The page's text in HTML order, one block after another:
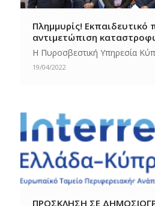
Πλημμυρίς! Eκπαιδευτικό
αντιμετώπιση
Η Πυροσβεστική Υπηρεσία
19/04/2022
ΠΡΟΣΚΛΗΣΗ ΣΕ